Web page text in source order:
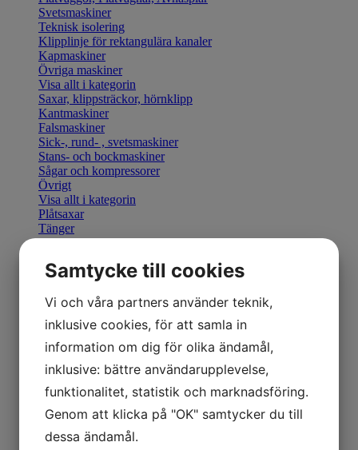
Svetsmaskiner
Teknisk isolering
Klipplinje för rektangulära kanaler
Kapmaskiner
Övriga maskiner
Visa allt i kategorin
Saxar, klippsträckor, hörnklipp
Kantmaskiner
Falsmaskiner
Sick-, rund- , svetsmaskiner
Stans- och bockmaskiner
Sågar och kompressorer
Övrigt
Visa allt i kategorin
Plåtsaxar
Tänger
Bocka & Forma
Elhandverktyg
Saxar & Knivar
Hammare & klubbor
Övriga produkter
Övriga verktyg
Visa allt i kategorin
Visa allt i kategorin
Manuella kantmaskiner
Motordrivna kantmaskiner
Retrofit U-Bend styrning
Visa allt i kategorin
Hydraulisk Gradsax
Samtycke till cookies
Vi och våra partners använder teknik,
inklusive cookies, för att samla in
information om dig för olika ändamål,
inklusive: bättre användarupplevelse,
funktionalitet, statistik och marknadsföring.
Genom att klicka på "OK" samtycker du till
dessa ändamål.